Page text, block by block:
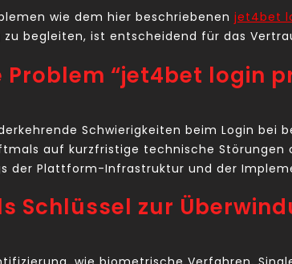
wie dem hier beschriebenen jet4bet
begleiten, ist entscheidend für das
Problem “jet4bet login
Schwierigkeiten beim Login
auf kurzfristige technische
der Plattform-Infrastruktur und der
Schlüssel zur